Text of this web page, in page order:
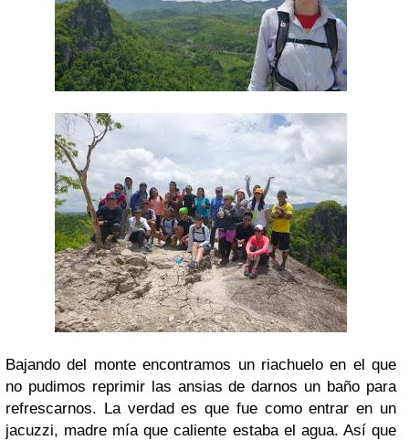
Bajando del monte encontramos un riachuelo en el que
no pudimos reprimir las ansias de darnos un baño para
refrescarnos. La verdad es que fue como entrar en un
jacuzzi, madre mía que caliente estaba el agua. Así que